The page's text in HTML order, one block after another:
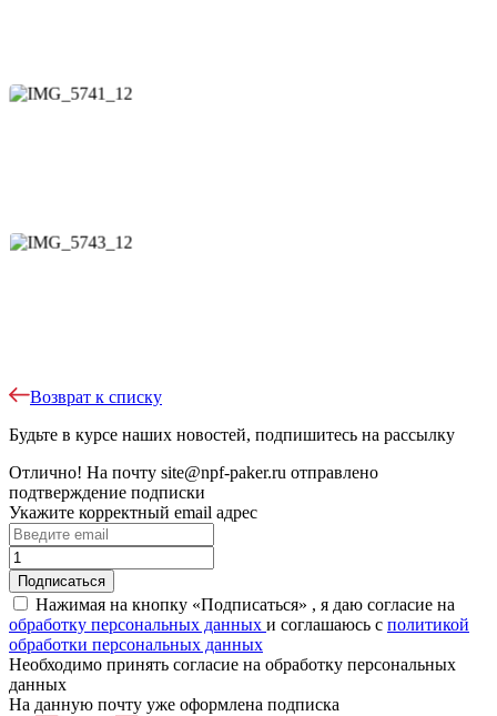
Возврат к списку
Будьте в курсе наших новостей, подпишитесь на рассылку
Отлично! На почту site@npf-paker.ru отправлено
подтверждение подписки
Укажите корректный email адрес
Нажимая на кнопку «Подписаться» , я даю согласие на
обработку персональных данных и соглашаюсь c политикой
обработки персональных данных
Необходимо принять согласие на обработку персональных
данных
На данную почту уже оформлена подписка